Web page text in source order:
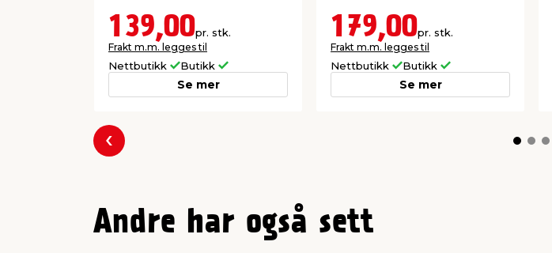
139,00pr. stk.
Frakt m.m. legges til
Nettbutikk Butikk
Se mer
179,00pr. stk.
Frakt m.m. legges til
Nettbutikk Butikk
Se mer
Forrige
Andre har også sett